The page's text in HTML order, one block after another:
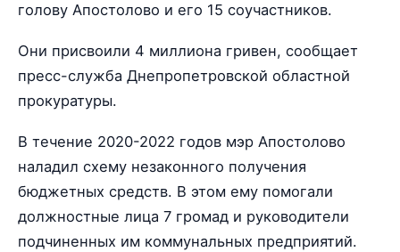
голову Апостолово и его 15 соучастников.
Они присвоили 4 миллиона гривен, сообщает
пресс-служба Днепропетровской областной
прокуратуры.
В течение 2020-2022 годов мэр Апостолово
наладил схему незаконного получения
бюджетных средств. В этом ему помогали
должностные лица 7 громад и руководители
подчиненных им коммунальных предприятий.